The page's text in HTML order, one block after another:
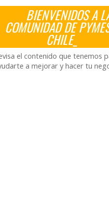
BIENVENIDOS A
COMUNIDAD DE
CHILE_
el contenido que tenemos
a mejorar y hacer tu